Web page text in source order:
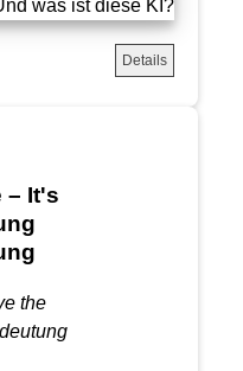
Details
– It's
the